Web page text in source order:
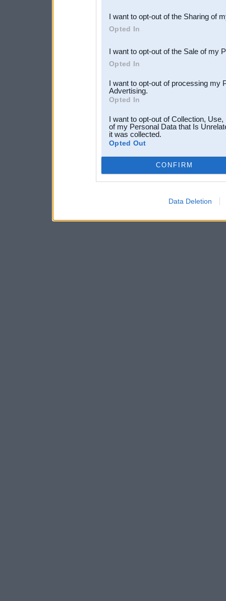
Downstream Participants
third parties.
I want to opt-out of the Sharing of
Opted In
I want to opt-out of the Sale of my
Opted In
I want to opt-out of processing my
Advertising.
Opted In
I want to opt-out of Collection,
of my Personal Data that Is
it was collected.
Opted Out
CONFIRM
Data Deletion